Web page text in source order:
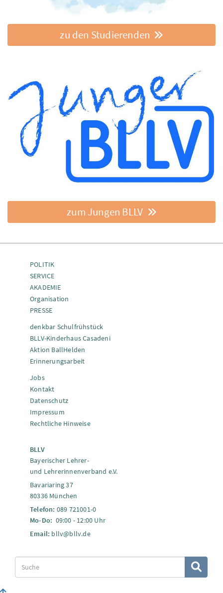
zu den Studierenden
zum Jungen BLLV
POLITIK
SERVICE
AKADEMIE
Organisation
PRESSE
denkbar Schulfrühstück
BLLV-Kinderhaus Casadeni
Aktion BallHelden
Erinnerungsarbeit
Jobs
Kontakt
Datenschutz
Impressum
Rechtliche Hinweise
BLLV
Bayerischer Lehrer-
und Lehrerinnenverband e.V.
Bavariaring 37
80336 München
Telefon: 089 721001-0
Mo-Do: 09:00 - 12:00 Uhr
Email: bllv@bllv.de